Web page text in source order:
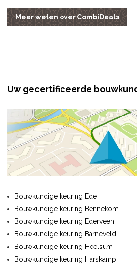
Meer weten over CombiDeals
Uw gecertificeerde
Bouwkundige keuring Ede
Bouwkundige keuring Bennekom
Bouwkundige keuring Ederveen
Bouwkundige keuring Barneveld
Bouwkundige keuring Heelsum
Bouwkundige keuring Harskamp